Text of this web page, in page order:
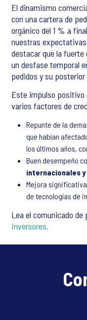
El dinamismo
con una cartera de
orgánico del 1 % a
nuestras
destacar que la fuerte
un desfase temporal
pedidos y su
Este impulso positivo
varios factores de
Repunte de la
que habían
los últimos años,
Buen desempeño
internacionales y
Mejora
de tecnologías de
Lea el comunicado
Inversores.